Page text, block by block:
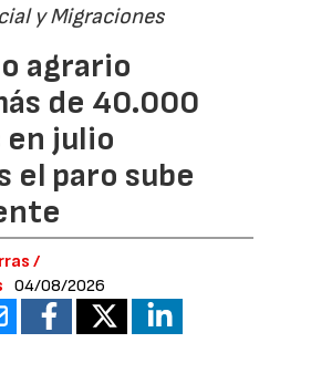
y Migraciones
agrario
de 40.000
julio
el paro sube
/
04/08/2026